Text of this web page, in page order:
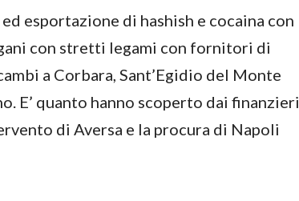
esportazione di hashish e cocaina con
con stretti legami con fornitori di
a Corbara, Sant’Egidio del Monte
E’ quanto hanno scoperto dai finanzieri
di Aversa e la procura di Napoli